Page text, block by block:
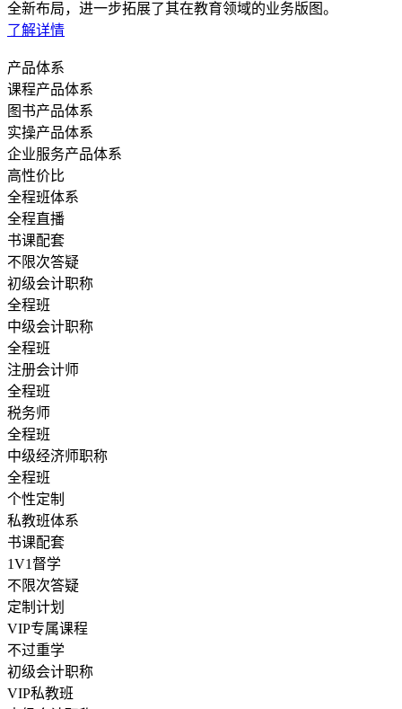
全新布局，进一步拓展了其在教育领域的业务版图。
了解详情
产品体系
课程产品体系
图书产品体系
实操产品体系
企业服务产品体系
高性价比
全程班体系
全程直播
书课配套
不限次答疑
初级会计职称
全程班
中级会计职称
全程班
注册会计师
全程班
税务师
全程班
中级经济师职称
全程班
个性定制
私教班体系
书课配套
1V1督学
不限次答疑
定制计划
VIP专属课程
不过重学
初级会计职称
VIP私教班